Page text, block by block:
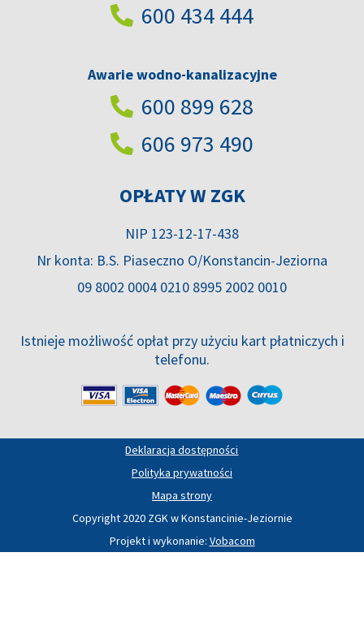
600 434 444
Awarie wodno-kanalizacyjne
600 899 628
606 973 490
OPŁATY W ZGK
NIP 123-12-17-438
Nr konta: B.S. Piaseczno O/Konstancin-Jeziorna
09 8002 0004 0210 8995 2002 0010
Istnieje możliwość opłat przy użyciu kart płatniczych i
telefonu.
Copyright 2020 ZGK w Konstancinie-Jeziornie
Deklaracja dostępności
Polityka prywatności
Mapa strony
Projekt i wykonanie: Vobacom